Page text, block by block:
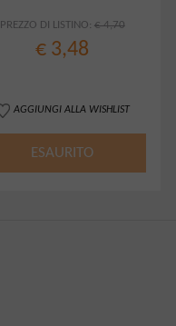
PREZZO DI LISTINO: € 4,70
€ 3,48
AGGIUNGI ALLA WISHLIST
ESAURITO